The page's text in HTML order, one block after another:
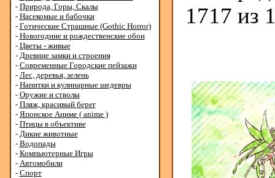
- Природа, Горы, Скалы
- Насекомые и бабочки
- Готические Страшные (Gothic Horror)
- Новогодние и рождественские обои
- Цветы - живые
- Древние замки и строения
- Современные Городские пейзажи
- Лес, деревья, зелень
- Напитки и кулинарные шедевры
- Оружие и стволы
- Пляж, красивый берег
- Японское Аниме ( anime )
- Птицы в объективе
- Дикие животные
- Водопады
- Компьютерные Игры
- Автомобили
- Спорт
1717 из